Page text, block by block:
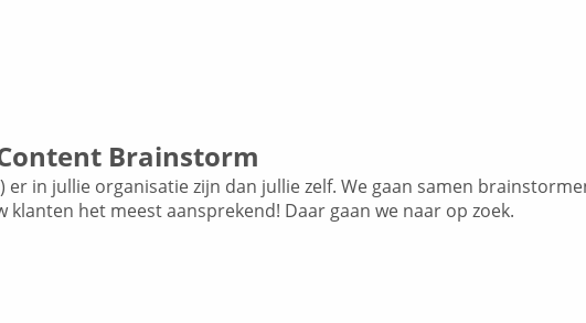
Brainstorm
in jullie organisatie zijn dan jullie zelf. We gaan samen
het meest aansprekend! Daar gaan we naar op zoek.